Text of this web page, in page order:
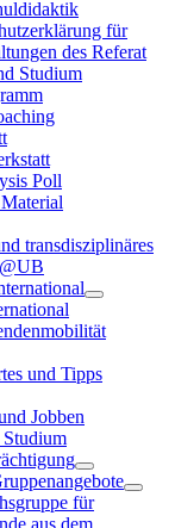
für
des Referat
Studium
Poll
transdisziplinäres
und Tipps
Jobben
für
aus dem